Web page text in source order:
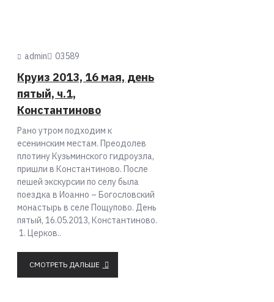
admin 03589
Круиз 2013, 16 мая, день
пятый, ч.1,
Константиново
Рано утром подходим к
есенинским местам. Преодолев
плотину Кузьминского гидроузла,
пришли в Константиново. После
пешей экскурсии по селу была
поездка в Иоанно – Богословский
монастырь в селе Пощупово. День
пятый, 16.05.2013, Константиново.
1. Церков..
СМОТРЕТЬ ДАЛЬШЕ